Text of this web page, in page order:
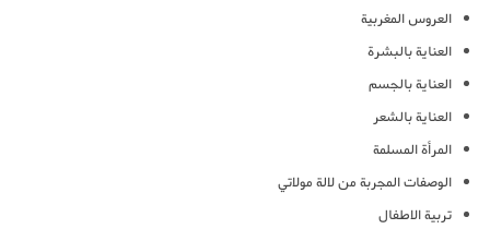
العروس المغربية
العناية بالبشرة
العناية بالجسم
العناية بالشعر
المرأة المسلمة
الوصفات المجربة من لالة مولاتي
تربية الاطفال